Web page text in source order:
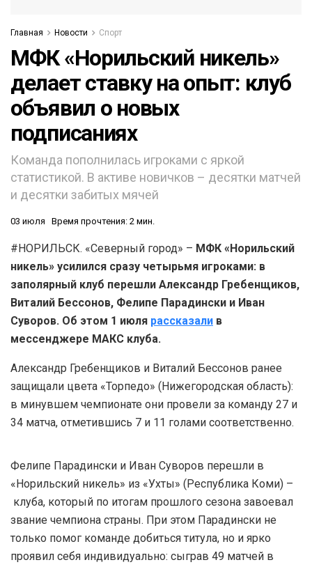
Главная Новости Спорт
МФК «Норильский никель»
делает ставку на опыт: клуб
объявил о новых
подписаниях
Команда пополнилась игроками с яркой
статистикой. В активе новичков – десятки матчей
и десятки забитых мячей
03 июля Время прочтения: 2 мин.
#НОРИЛЬСК. «Северный город» – МФК «Норильский
никель» усилился сразу четырьмя игроками: в
заполярный клуб перешли Александр Гребенщиков,
Виталий Бессонов, Фелипе Парадински и Иван
Суворов. Об этом 1 июля рассказали в
мессенджере МАКС клуба.
Александр Гребенщиков и Виталий Бессонов ранее
защищали цвета «Торпедо» (Нижегородская область):
в минувшем чемпионате они провели за команду 27 и
34 матча, отметившись 7 и 11 голами соответственно.
Фелипе Парадински и Иван Суворов перешли в
«Норильский никель» из «Ухты» (Республика Коми) –
клуба, который по итогам прошлого сезона завоевал
звание чемпиона страны. При этом Парадински не
только помог команде добиться титула, но и ярко
проявил себя индивидуально: сыграв 49 матчей в